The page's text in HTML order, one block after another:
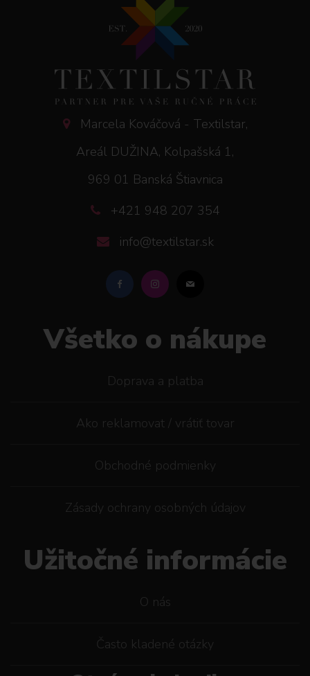
Marcela Kováčová - Textilstar,
Areál DUŽINA, Kolpašská 1,
969 01 Banská Štiavnica
+421 948 207 354
info@textilstar.sk
Všetko o nákupe
Doprava a platba
Ako reklamovat / vrátiť tovar
Obchodné podmienky
Zásady ochrany osobných údajov
Užitočné informácie
O nás
Často kladené otázky